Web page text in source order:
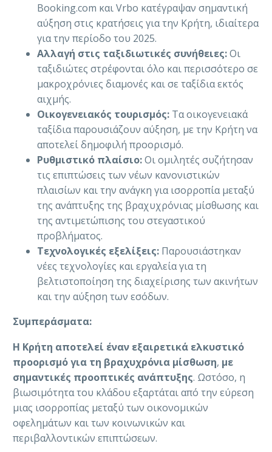
Booking.com και Vrbo κατέγραψαν σημαντική
αύξηση στις κρατήσεις για την Κρήτη, ιδιαίτερα
για την περίοδο του 2025.
Αλλαγή στις ταξιδιωτικές συνήθειες:Οι
ταξιδιώτες στρέφονται όλο και περισσότερο σε
μακροχρόνιες διαμονές και σε ταξίδια εκτός
αιχμής.
Οικογενειακός τουρισμός: Τα οικογενειακά
ταξίδια παρουσιάζουν αύξηση, με την Κρήτη να
αποτελεί δημοφιλή προορισμό.
Ρυθμιστικό πλαίσιο:Οι ομιλητές συζήτησαν
τις επιπτώσεις των νέων κανονιστικών
πλαισίων και την ανάγκη για ισορροπία μεταξύ
της ανάπτυξης της βραχυχρόνιας μίσθωσης και
της αντιμετώπισης του στεγαστικού
προβλήματος.
Τεχνολογικές εξελίξεις: Παρουσιάστηκαν
νέες τεχνολογίες και εργαλεία για τη
βελτιστοποίηση της διαχείρισης των ακινήτων
και την αύξηση των εσόδων.
Συμπεράσματα:
Η Κρήτη αποτελεί έναν εξαιρετικά ελκυστικό
προορισμό για τη βραχυχρόνια μίσθωση, με
σημαντικές προοπτικές ανάπτυξης. Ωστόσο, η
βιωσιμότητα του κλάδου εξαρτάται από την εύρεση
μιας ισορροπίας μεταξύ των οικονομικών
οφελημάτων και των κοινωνικών και
περιβαλλοντικών επιπτώσεων.